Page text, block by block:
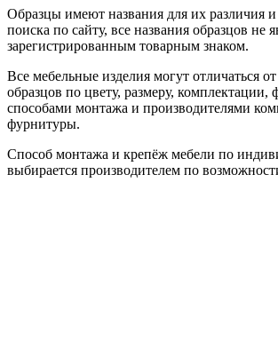
Образцы имеют названия для их различия и
поиска по сайту, все названия образцов не
зарегистрированным товарным знаком.
Все мебельные изделия могут отличаться
образцов по цвету, размеру, комплектации,
способами монтажа и производителями
фурнитуры.
Способ монтажа и крепёж мебели по
выбирается производителем по